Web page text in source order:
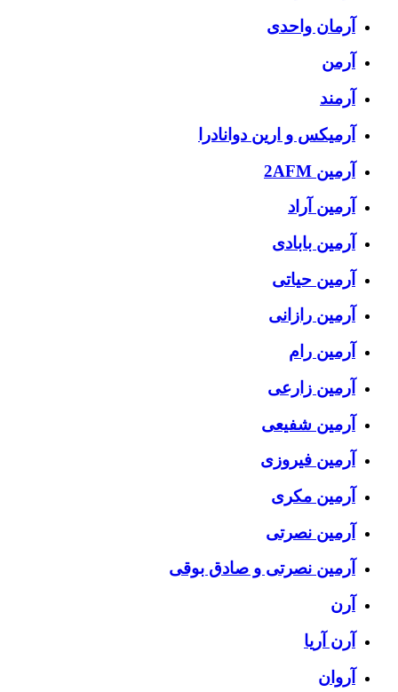
آرمان واحدی
آرمن
آرمند
آرمیکس و ارین دوانادرا
آرمین 2AFM
آرمین آراد
آرمین بابادی
آرمین حیاتی
آرمین رازانی
آرمین رام
آرمین زارعی
آرمین شفیعی
آرمین فیروزی
آرمین مکری
آرمین نصرتی
آرمین نصرتی و صادق بوقی
آرن
آرن آریا
آروان